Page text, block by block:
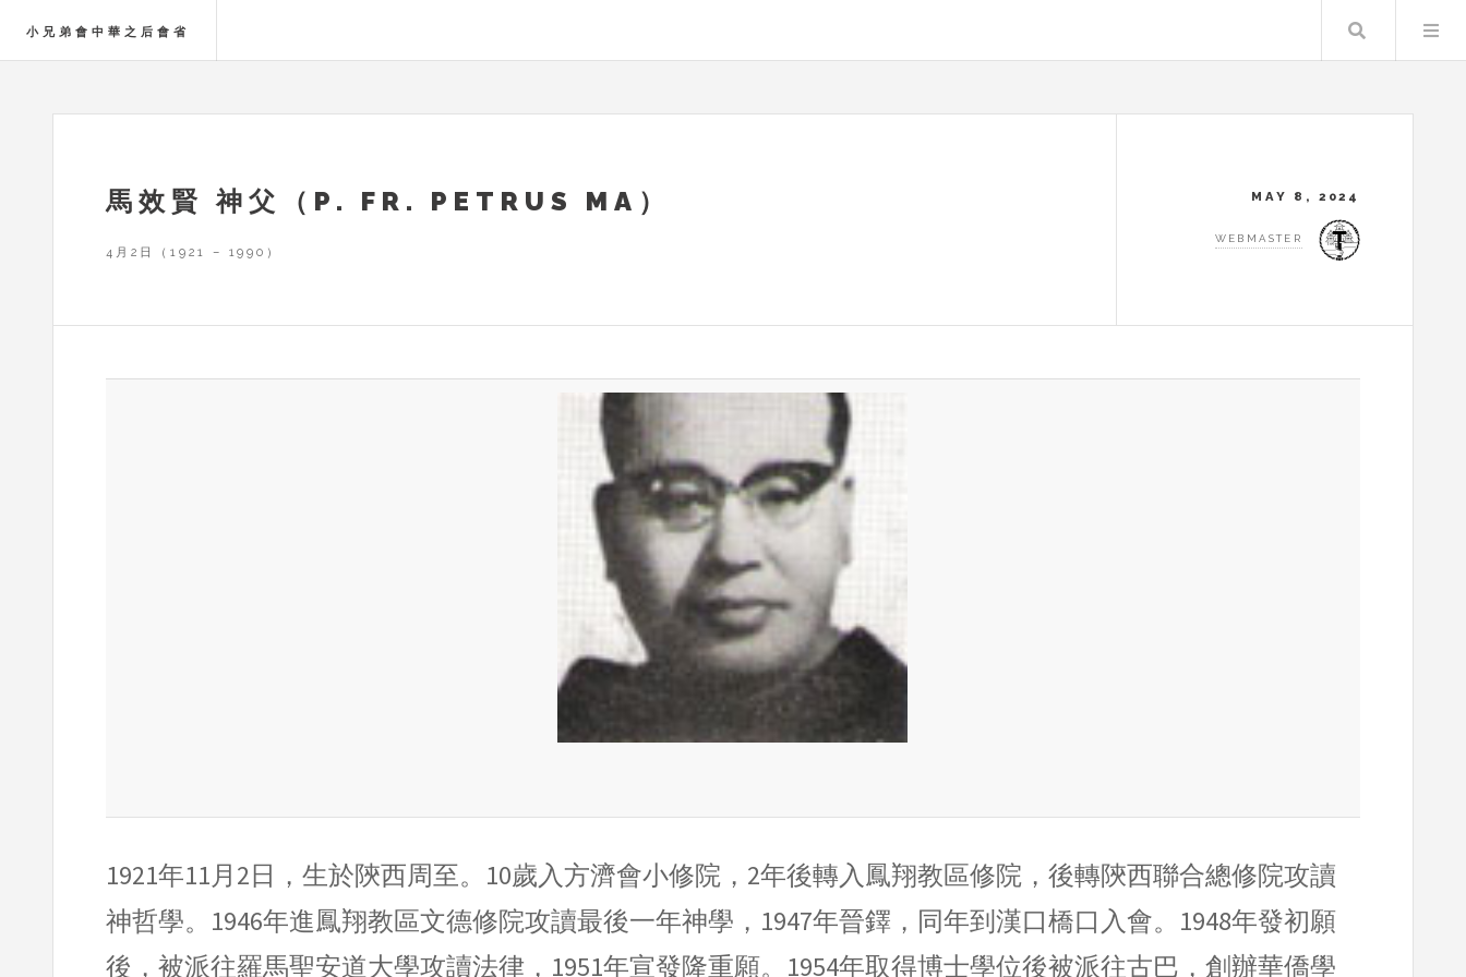
小兄弟會中華之后會省 Search
馬效賢 神父（P. FR. PETRUS MA）
4月2日（1921 – 1990）
MAY 8, 2024
WEBMASTER
1921年11月2日，生於陝西周至。10歲入方濟會小修院，2年後轉入鳳翔教區修院，後轉陝西聯合總修院攻讀
神哲學。1946年進鳳翔教區文德修院攻讀最後一年神學，1947年晉鐸，同年到漢口橋口入會。1948年發初願
後，被派往羅馬聖安道大學攻讀法律，1951年宣發隆重願。1954年取得博士學位後被派往古巴，創辦華僑學